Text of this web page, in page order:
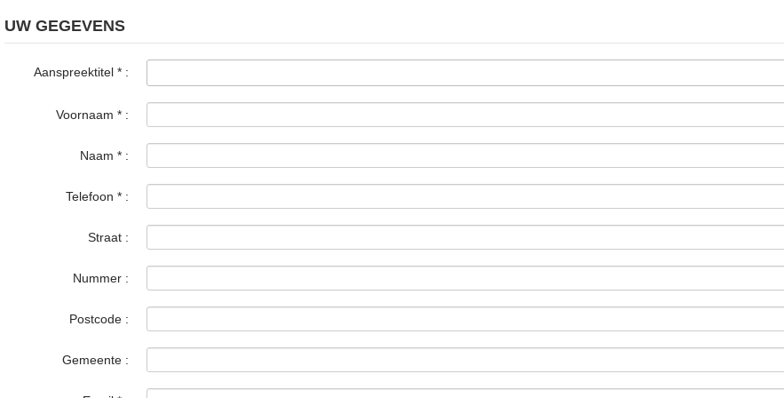
UW GEGEVENS
Aanspreektitel * :
Voornaam * :
Naam * :
Telefoon * :
Straat :
Nummer :
Postcode :
Gemeente :